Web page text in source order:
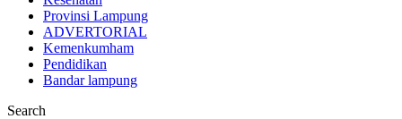
Provinsi Lampung
ADVERTORIAL
Kemenkumham
Pendidikan
Bandar lampung
Search